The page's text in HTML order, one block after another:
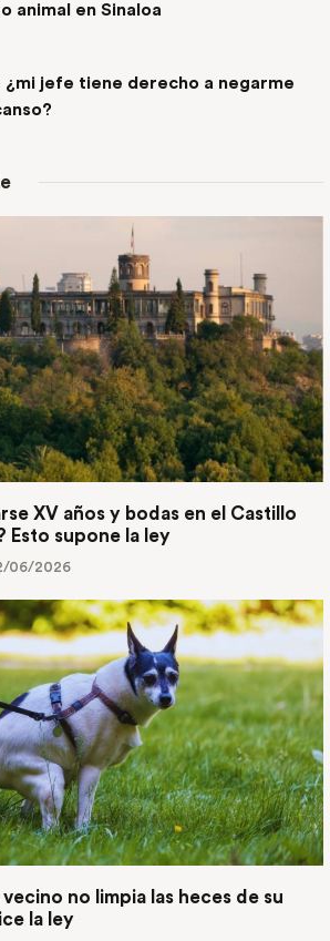
animal en Sinaloa
¿mi jefe tiene derecho a negarme
XV años y bodas en el Castillo
Esto supone la ley
06/2026
no limpia las heces de su
la ley